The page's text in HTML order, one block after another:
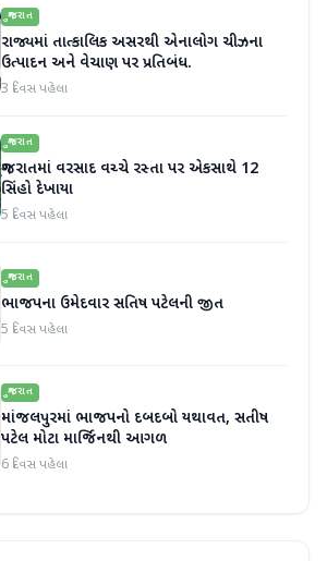
ગુજરાત
રાજ્યમાં તાત્કાલિક અસરથી એનાલોગ ચીઝના
ઉત્પાદન અને વેચાણ પર પ્રતિબંધ.
3 દિવસ પહેલા
ગુજરાત
ગુજરાતમાં વરસાદ વચ્ચે રસ્તા પર એકસાથે 12
સિંહો દેખાયા
5 દિવસ પહેલા
ગુજરાત
ભાજપના ઉમેદવાર સતિષ પટેલની જીત
5 દિવસ પહેલા
ગુજરાત
માંજલપુરમાં ભાજપનો દબદબો યથાવત, સતીષ
પટેલ મોટા માર્જિનથી આગળ
6 દિવસ પહેલા